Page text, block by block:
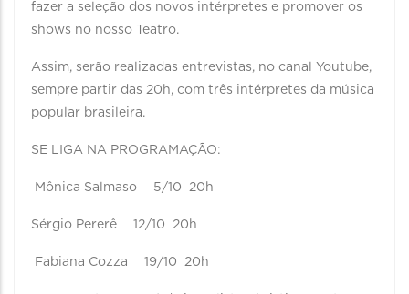
fazer a seleção dos novos intérpretes e promover os
shows no nosso Teatro.
Assim, serão realizadas entrevistas, no canal Youtube,
sempre partir das 20h, com três intérpretes da música
popular brasileira.⠀ ⠀
SE LIGA NA PROGRAMAÇÃO:⠀
Mônica Salmaso⠀ 5/10 20h⠀ ⠀
Sérgio Pererê⠀ 12/10 20h⠀ ⠀
Fabiana Cozza⠀ 19/10 20h⠀